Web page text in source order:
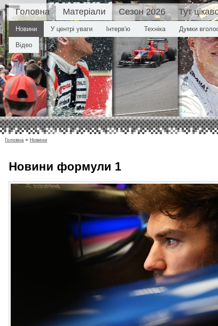
Головна Матеріали
Новини У центрі уваги Інтерв'ю Техніка Думки
Відео
Сезон 2026 Тут
Головна » Новини
Новини формули 1